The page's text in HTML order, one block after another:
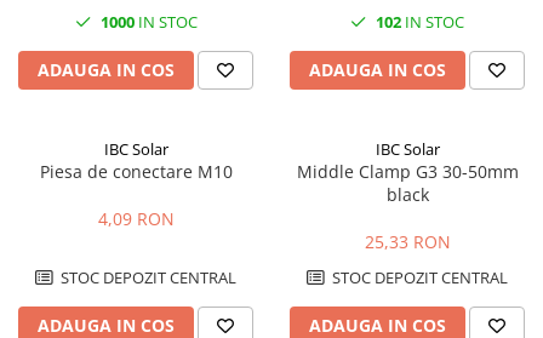
1000IN STOC
ADAUGA IN COS
102 IN STOC
ADAUGA IN COS
IBC Solar
Piesa de conectare M10
4,09 RON
STOC DEPOZIT CENTRAL
ADAUGA IN COS
IBC Solar
Middle Clamp G3 30-50mm
black
25,33 RON
STOC DEPOZIT CENTRAL
ADAUGA IN COS